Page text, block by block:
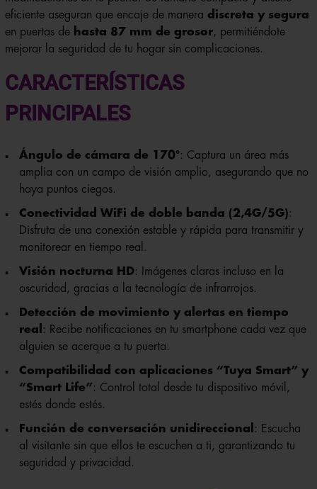
eficiente aseguran que encaje de manera discreta y segura
en puertas de hasta 87 mm de grosor, permitiéndote
mejorar la seguridad de tu hogar sin complicaciones.
CARACTERÍSTICAS
PRINCIPALES
Ángulo de cámara de 170°: Captura un área más
amplia con un campo de visión amplio, asegurando que no
haya puntos ciegos.
Conectividad WiFi de doble banda (2,4G/5G):
Disfruta de una conexión estable y rápida para transmitir y
monitorear en tiempo real.
Visión nocturna HD: Imágenes claras incluso en la
oscuridad, gracias a la tecnología de infrarrojos.
Detección de movimiento y alertas en tiempo
real : Recibe notificaciones en tu smartphone cada vez que
alguien se acerque a tu puerta.
Compatibilidad con aplicaciones “Tuya Smart” y
“Smart Life”: Control total desde tu dispositivo móvil,
estés donde estés.
Función de conversación unidireccional : Escucha
al visitante sin que ellos te escuchen a ti, garantizando tu
seguridad y privacidad.